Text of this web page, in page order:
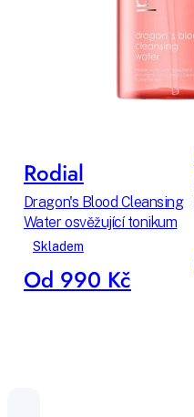
Rodial
Dragon's Blood Cleansing
Water osvěžující tonikum
Skladem
Od 990 Kč